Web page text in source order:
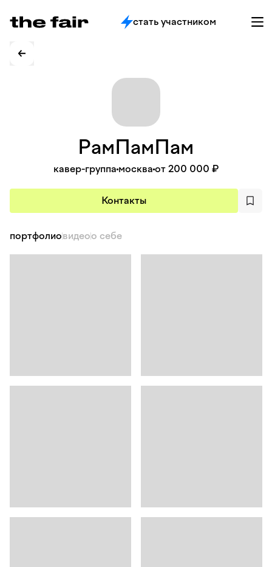
стать участником
РамПамПам
кавер-группа москва от 200 000 ₽
Контакты
портфолиовидеоо себе